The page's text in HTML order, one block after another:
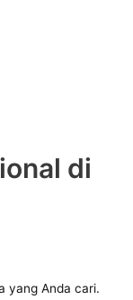
di
yang Anda cari.